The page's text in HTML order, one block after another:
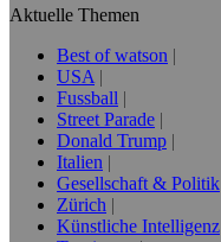
Aktuelle Themen
Best of watson
USA
Fussball
Street Parade
Donald Trump
Italien
Gesellschaft & Politik
Zürich
Künstliche Intelligenz